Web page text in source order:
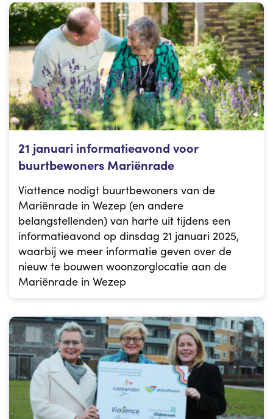
21 januari informatieavond voor
buurtbewoners Mariënrade
Viattence nodigt buurtbewoners van de
Mariënrade in Wezep (en andere
belangstellenden) van harte uit tijdens een
informatieavond op dinsdag 21 januari 2025,
waarbij we meer informatie geven over de
nieuw te bouwen woonzorglocatie aan de
Mariënrade in Wezep